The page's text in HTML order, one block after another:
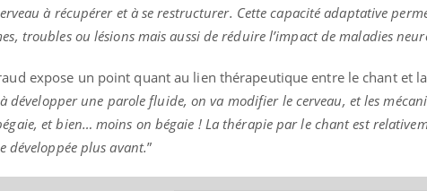
à récupérer et à se restructurer. Cette capacité adaptative
troubles ou lésions mais aussi de réduire l’impact de maladies
expose un point quant au lien thérapeutique entre le chant et
développer une parole fluide, on va modifier le cerveau, et les
et bien… moins on bégaie ! La thérapie par le chant est
développée plus avant.”